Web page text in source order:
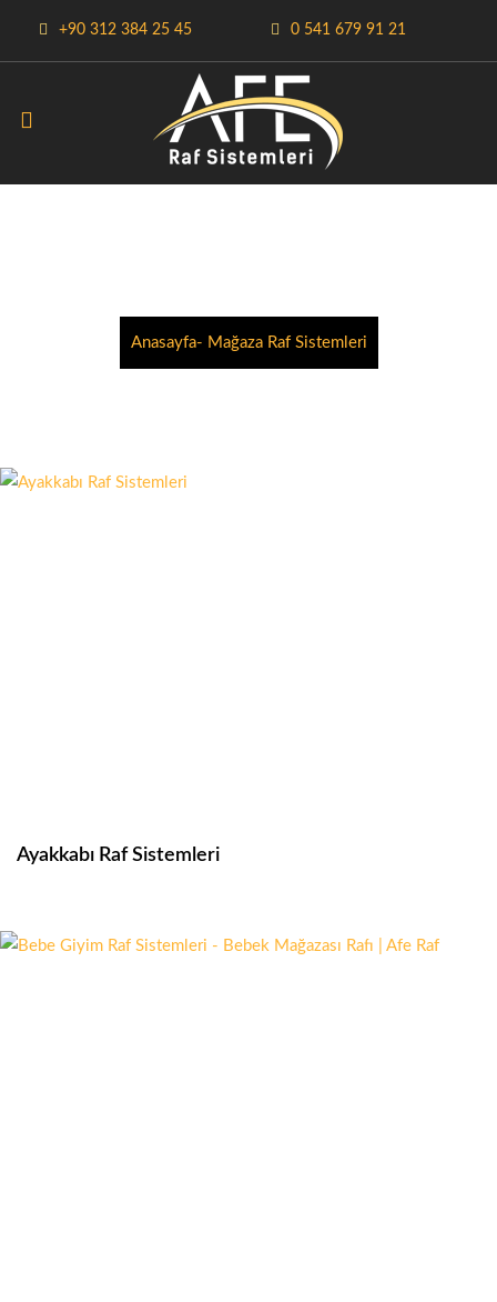
+90 312 384 25 45 0 541 679 91 21
Anasayfa- Mağaza Raf Sistemleri
Ayakkabı Raf Sistemleri